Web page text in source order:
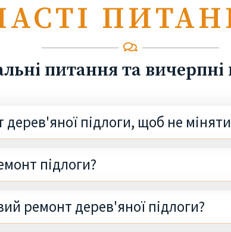
питання та вичерпні
підлоги, щоб не міняти
підлоги?
ремонт дерев'яної підлоги?